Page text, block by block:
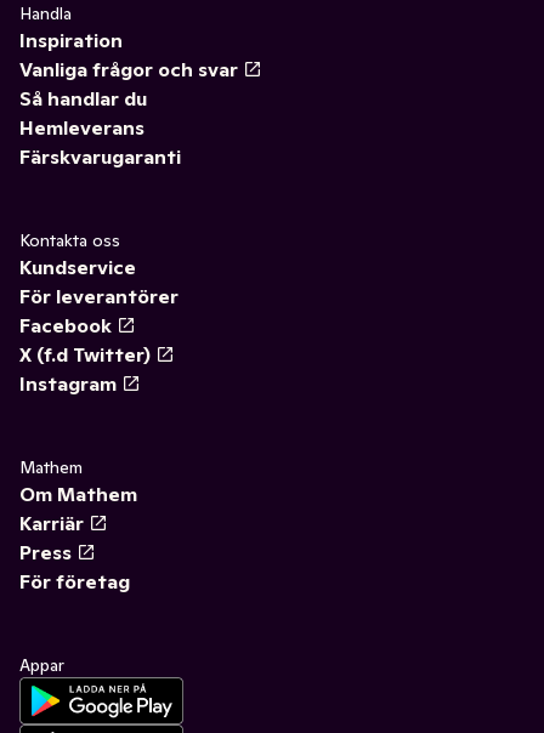
Handla
Inspiration
Vanliga frågor och svar
Så handlar du
Hemleverans
Färskvarugaranti
Kontakta oss
Kundservice
För leverantörer
Facebook
X (f.d Twitter)
Instagram
Mathem
Om Mathem
Karriär
Press
För företag
Appar